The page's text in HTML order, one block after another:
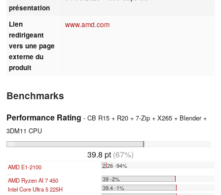
présentation
Lien
redirigeant
vers une page
externe du
produit
www.amd.com
Benchmarks
Performance Rating - CB R15 + R20 + 7-Zip + X265 + Blender +
3DM11 CPU
39.8 pt (67%)
AMD E1-2100 2.26 -94%
AMD Ryzen AI 7 450
39 -2%
Intel Core Ultra 5 225H
39.4 -1%